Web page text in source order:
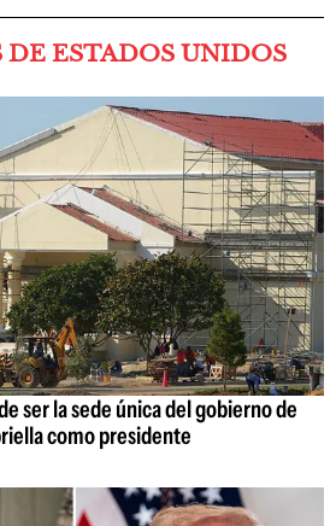
ESTADOS UNIDOS
ser la sede única del gobierno de
como presidente